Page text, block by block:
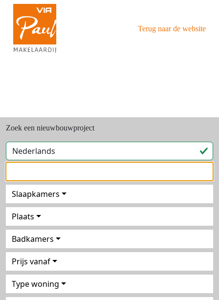
Terug naar de website
Zoek een nieuwbouwproject
Slaapkamers
Plaats
Badkamers
Prijs vanaf
Type woning